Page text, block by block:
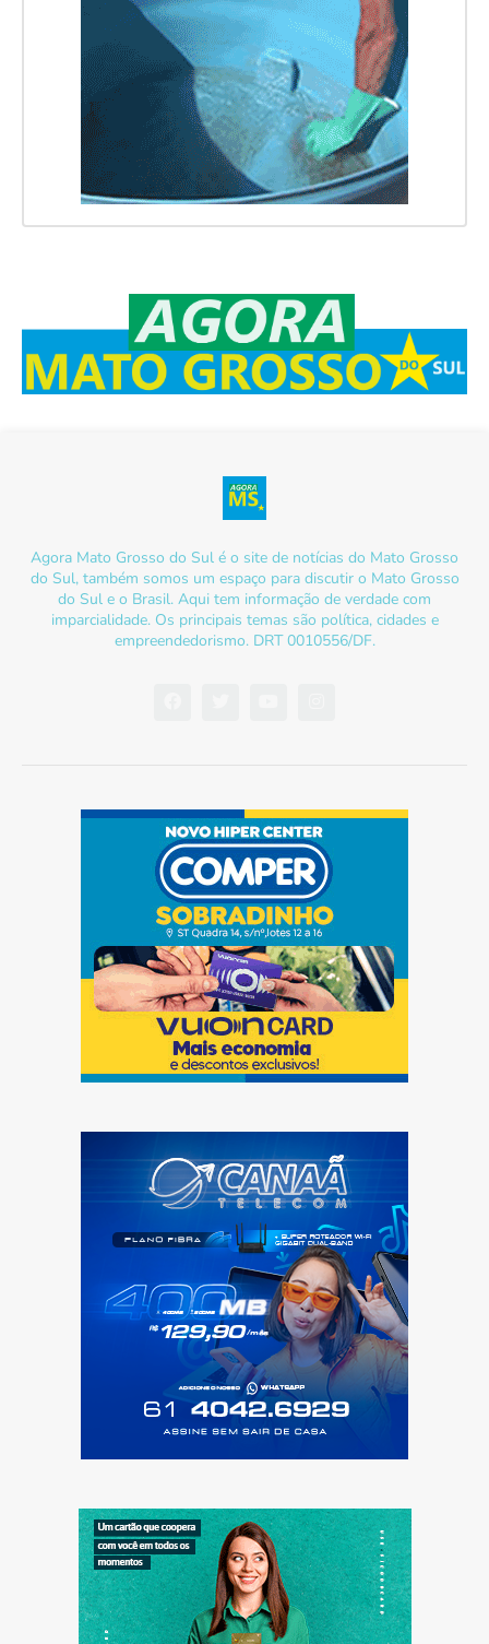
Agora Mato Grosso do Sul é o site de notícias do Mato Grosso
do Sul, também somos um espaço para discutir o Mato Grosso
do Sul e o Brasil. Aqui tem informação de verdade com
imparcialidade. Os principais temas são política, cidades e
empreendedorismo. DRT 0010556/DF.